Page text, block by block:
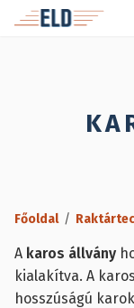
Főoldal /
A karos állvány
kialakítva. A
hosszúságú